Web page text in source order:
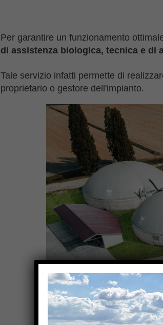
Per garantire un funzionamento
di assistenza biologica, tecnica e di
Tale servizio infatti permette di
proprietario o gestore dell'impianto.